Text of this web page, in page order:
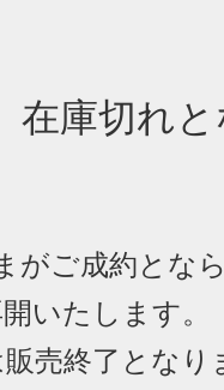
在庫切れ
がご成約とな
いたします。
売終了となり